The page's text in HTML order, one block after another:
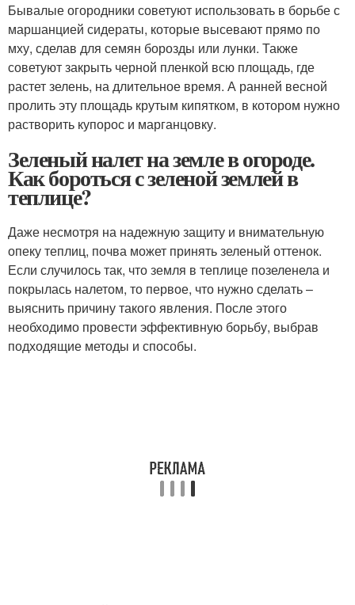
Бывалые огородники советуют использовать в борьбе с
маршанцией сидераты, которые высевают прямо по
мху, сделав для семян борозды или лунки. Также
советуют закрыть черной пленкой всю площадь, где
растет зелень, на длительное время. А ранней весной
пролить эту площадь крутым кипятком, в котором нужно
растворить купорос и марганцовку.
Зеленый налет на земле в огороде.
Как бороться с зеленой землей в
теплице?
Даже несмотря на надежную защиту и внимательную
опеку теплиц, почва может принять зеленый оттенок.
Если случилось так, что земля в теплице позеленела и
покрылась налетом, то первое, что нужно сделать –
выяснить причину такого явления. После этого
необходимо провести эффективную борьбу, выбрав
подходящие методы и способы.